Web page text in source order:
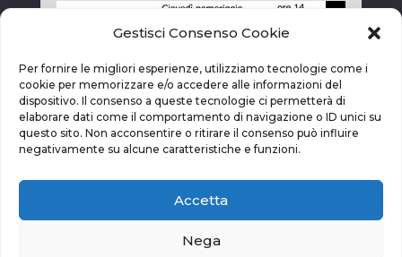
Gestisci Consenso Cookie
Per fornire le migliori esperienze, utilizziamo tecnologie come i
cookie per memorizzare e/o accedere alle informazioni del
dispositivo. Il consenso a queste tecnologie ci permetterà di
elaborare dati come il comportamento di navigazione o ID unici su
questo sito. Non acconsentire o ritirare il consenso può influire
negativamente su alcune caratteristiche e funzioni.
Accetta
Nega